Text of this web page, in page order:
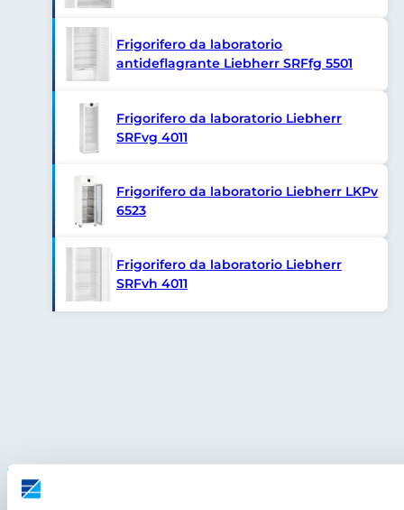
Frigorifero da laboratorio
antideflagrante Liebherr SRFfg 5501
Frigorifero da laboratorio Liebherr
SRFvg 4011
Frigorifero da laboratorio Liebherr LKPv
6523
Frigorifero da laboratorio Liebherr
SRFvh 4011